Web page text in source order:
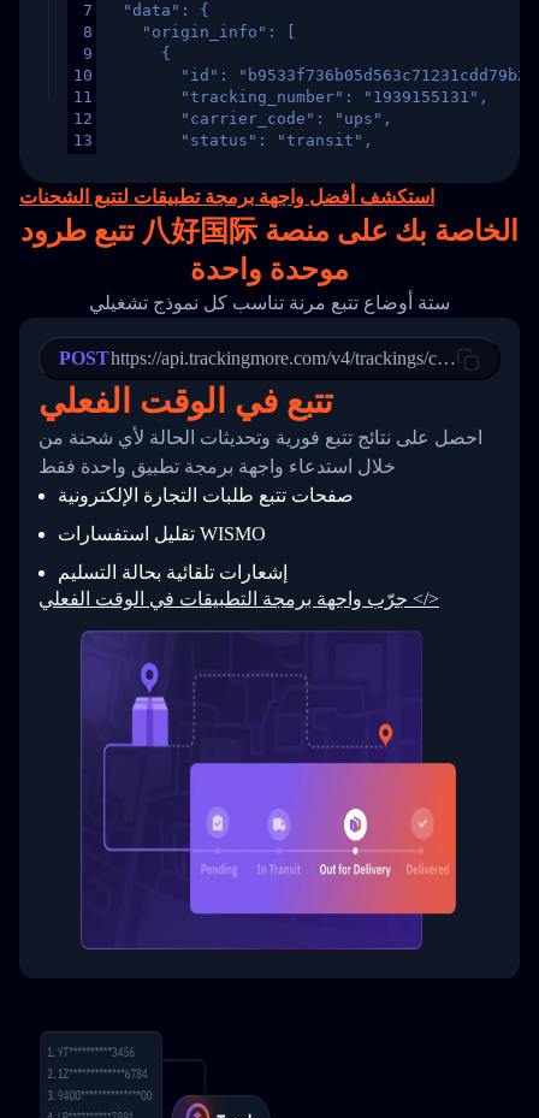
7
8
9
10
11
12
13
15
16
17
21
22
23
24
25
27
28
29
30
31
33
34
  "data": {
    "origin_info": [
      {
"id":
        "tracking_number": "1939155131",
        "carrier_code": "ups",
        "status": "transit",
"destination_country": "United
        "itemTimeLength": 2,
        "weblink": "",
        "phone": null,
        "trackinfo": [
          {
            "Date": "2017-03-08 04: 22: 00",
"StatusDescription": "Departed
"Details": "Departed Facility
          },
          {
            "Date": "2017-03-06 15:28:00",
"StatusDescription": "Shipment
"Details": "BEIJING-
          }
        ]
      }
  }
}
استكشف أفضل واجهة برمجة تطبيقات لتتبع الشحنات
تتبع طرود 八好国际 الخاصة بك على منصة
موحدة واحدة
ستة أوضاع تتبع مرنة تناسب كل نموذج تشغيلي
POSThttps://api.trackingmore.com/v4/trackings/create
تتبع في الوقت الفعلي
احصل على نتائج تتبع فورية وتحديثات الحالة لأي شحنة من
خلال استدعاء واجهة برمجة تطبيق واحدة فقط
صفحات تتبع طلبات التجارة الإلكترونية
تقليل استفسارات WISMO
إشعارات تلقائية بحالة التسليم
جرّب واجهة برمجة التطبيقات في الوقت الفعلي </>